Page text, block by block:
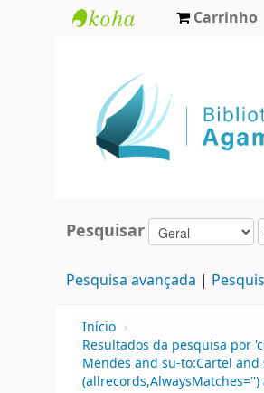
Agamenon
Magalhães
Carrinho
Pesquisar
Pesquisa avançada
Início ›
Resultados da pesquisa por
Mendes and su-to:Cartel